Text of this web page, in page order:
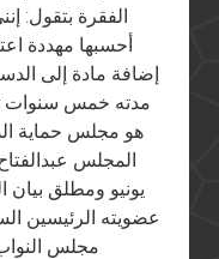
الفقرة بتقول:
إضافة مادة إلى
مدته خمس سنوات
هو مجلس حماية
يونيو ومطلق
عضويته الرئيسين
مجلس